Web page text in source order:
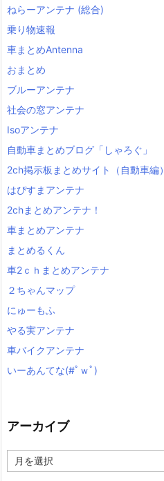
ねらーアンテナ (総合)
乗り物速報
車まとめAntenna
おまとめ
ブルーアンテナ
社会の窓アンテナ
Isoアンテナ
自動車まとめブログ「しゃろぐ」
2ch掲示板まとめサイト（自動車編）
はぴすまアンテナ
2chまとめアンテナ！
車まとめアンテナ
まとめるくん
車2ｃｈまとめアンテナ
２ちゃんマップ
にゅーもふ
やる実アンテナ
車バイクアンテナ
いーあんてな(#ﾟｗﾟ)
アーカイブ
ー